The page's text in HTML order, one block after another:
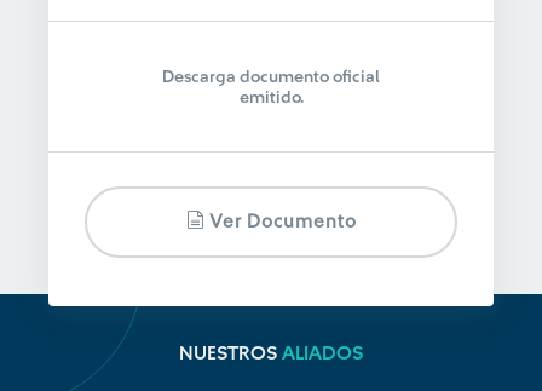
Descarga documento oficial
emitido.
Ver Documento
NUESTROS ALIADOS